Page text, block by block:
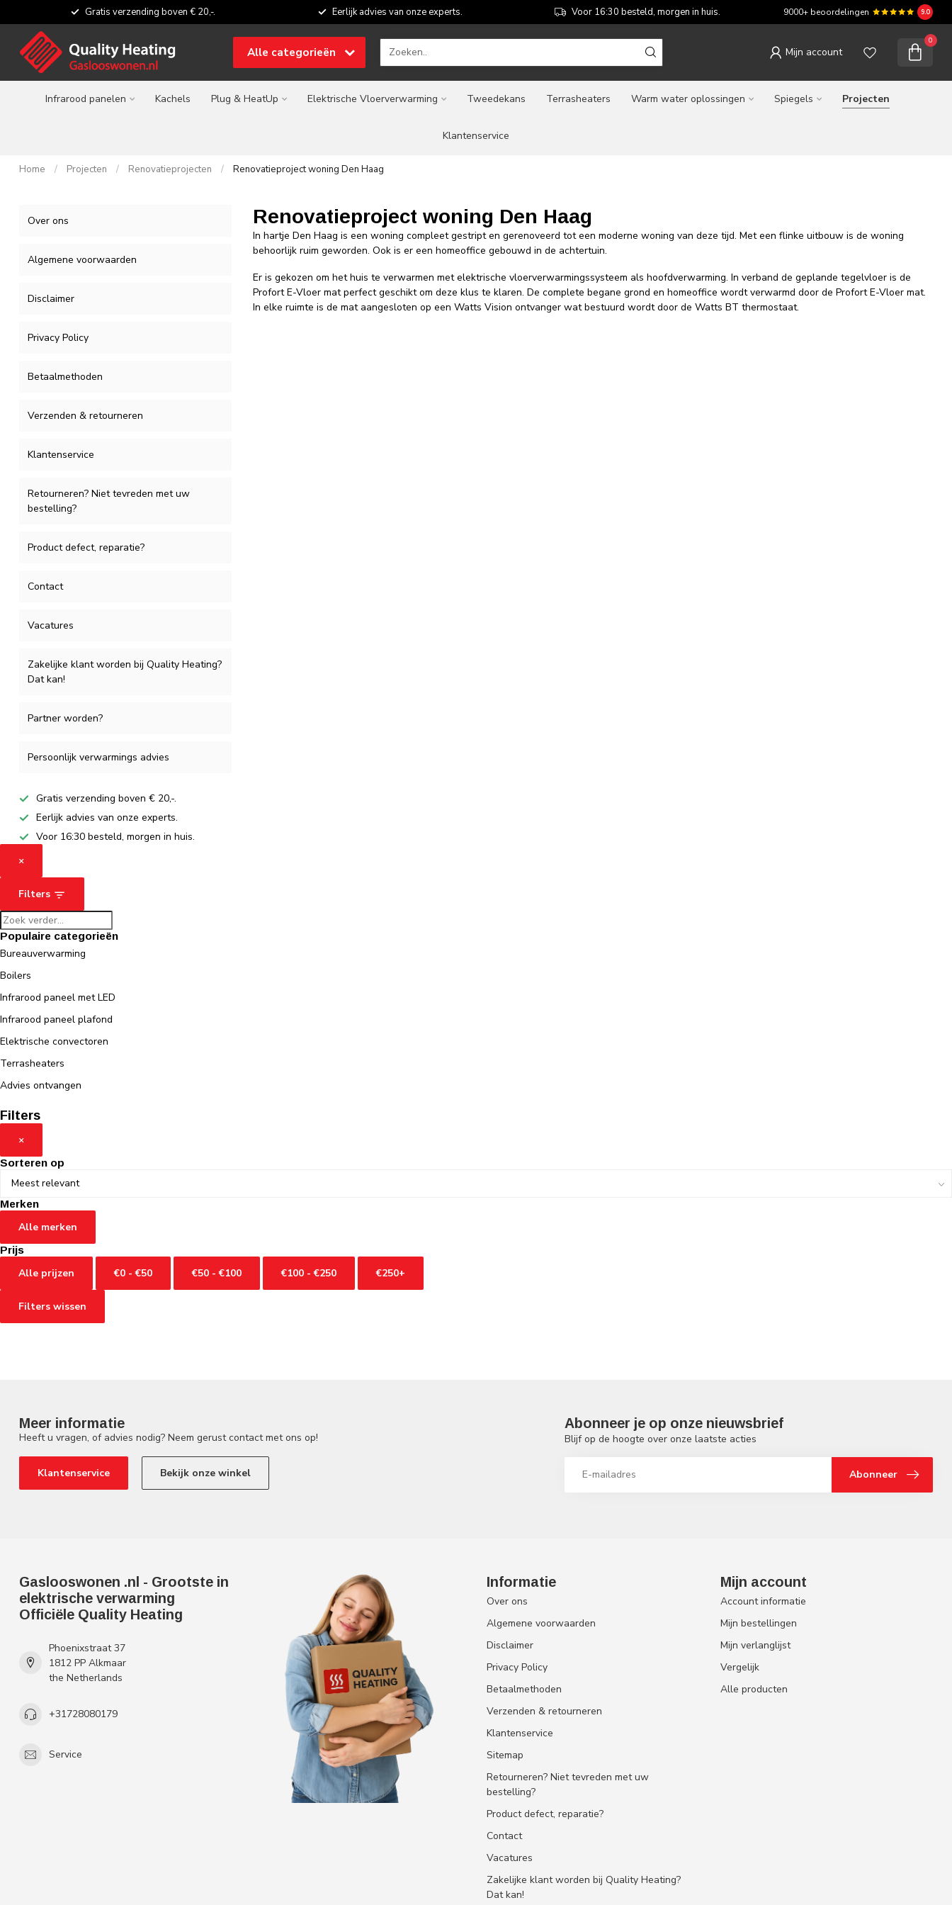
Gratis verzending boven € 20,-. Eerlijk advies van onze experts. Voor 16:30 besteld, morgen in huis. 9000+ beoordelingen 9.0
Alle categorieën Mijn account
0
Infrarood panelen Kachels Plug & HeatUp Elektrische Vloerverwarming Tweedekans Terrasheaters Warm water oplossingen Spiegels Projecten
Klantenservice
Home / Projecten / Renovatieprojecten / Renovatieproject woning Den Haag
Over ons
Algemene voorwaarden
Disclaimer
Privacy Policy
Betaalmethoden
Verzenden & retourneren
Klantenservice
Retourneren? Niet tevreden met uw
bestelling?
Product defect, reparatie?
Contact
Vacatures
Zakelijke klant worden bij Quality Heating?
Dat kan!
Partner worden?
Persoonlijk verwarmings advies
Gratis verzending boven € 20,-.
Eerlijk advies van onze experts.
Voor 16:30 besteld, morgen in huis.
Renovatieproject woning Den Haag
In hartje Den Haag is een woning compleet gestript en gerenoveerd tot een moderne woning van deze tijd. Met een flinke uitbouw is de woning
behoorlijk ruim geworden. Ook is er een homeoffice gebouwd in de achtertuin.
Er is gekozen om het huis te verwarmen met elektrische vloerverwarmingssysteem als hoofdverwarming. In verband de geplande tegelvloer is de
Profort E-Vloer mat perfect geschikt om deze klus te klaren. De complete begane grond en homeoffice wordt verwarmd door de Profort E-Vloer mat.
In elke ruimte is de mat aangesloten op een Watts Vision ontvanger wat bestuurd wordt door de Watts BT thermostaat.
×
Filters
Populaire categorieën
Bureauverwarming
Boilers
Infrarood paneel met LED
Infrarood paneel plafond
Elektrische convectoren
Terrasheaters
Advies ontvangen
Filters
×
Sorteren op
Merken
Alle merken
Prijs
Alle prijzen €0 - €50 €50 - €100 €100 - €250 €250+
Filters wissen
Meer informatie
Heeft u vragen, of advies nodig? Neem gerust contact met ons op!
Klantenservice Bekijk onze winkel
Abonneer je op onze nieuwsbrief
Blijf op de hoogte over onze laatste acties
Abonneer
Gaslooswonen .nl - Grootste in
elektrische verwarming
Officiële Quality Heating
Phoenixstraat 37
1812 PP Alkmaar
the Netherlands
+31728080179
Service
Informatie
Over ons
Algemene voorwaarden
Disclaimer
Privacy Policy
Betaalmethoden
Verzenden & retourneren
Klantenservice
Sitemap
Retourneren? Niet tevreden met uw
bestelling?
Product defect, reparatie?
Contact
Vacatures
Zakelijke klant worden bij Quality Heating?
Dat kan!
Mijn account
Account informatie
Mijn bestellingen
Mijn verlanglijst
Vergelijk
Alle producten